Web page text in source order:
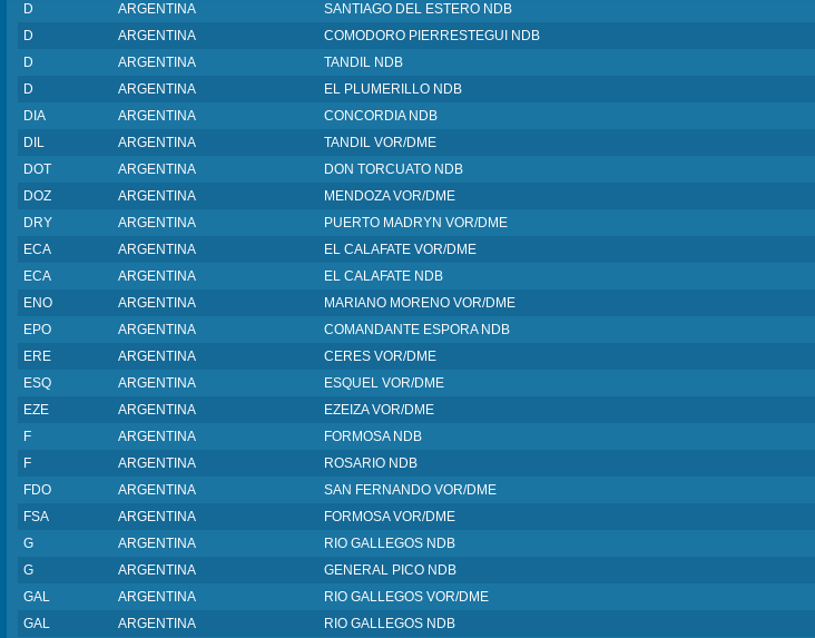
D
ARGENTINA SANTIAGO DEL ESTERO NDB
D
ARGENTINA COMODORO PIERRESTEGUI NDB
D
ARGENTINA TANDIL NDB
D
ARGENTINA EL PLUMERILLO NDB
DIA
ARGENTINA CONCORDIA NDB
DIL
ARGENTINA TANDIL VOR/DME
DOT
ARGENTINA DON TORCUATO NDB
DOZ
ARGENTINA MENDOZA VOR/DME
DRY
ARGENTINA PUERTO MADRYN VOR/DME
ECA
ARGENTINA EL CALAFATE VOR/DME
ECA
ARGENTINA EL CALAFATE NDB
ENO
ARGENTINA MARIANO MORENO VOR/DME
EPO
ARGENTINA COMANDANTE ESPORA NDB
ERE
ARGENTINA CERES VOR/DME
ESQ
ARGENTINA ESQUEL VOR/DME
EZE
ARGENTINA EZEIZA VOR/DME
F
ARGENTINA FORMOSA NDB
F
ARGENTINA ROSARIO NDB
FDO
ARGENTINA SAN FERNANDO VOR/DME
FSA
ARGENTINA FORMOSA VOR/DME
G
ARGENTINA RIO GALLEGOS NDB
G
ARGENTINA GENERAL PICO NDB
GAL
ARGENTINA RIO GALLEGOS VOR/DME
GAL
ARGENTINA RIO GALLEGOS NDB